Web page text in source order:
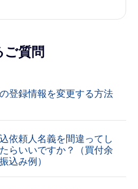
ご質問
登録情報を変更する方法
依頼人名義を間違ってし
らいいですか？（買付余
込み例）